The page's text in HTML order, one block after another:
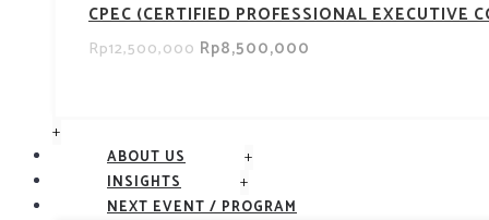
CPEC (CERTIFIED PROFESSIONAL EXECUTIVE
Rp12,500,000 Rp8,500,000
+
ABOUT US +
INSIGHTS +
NEXT EVENT / PROGRAM